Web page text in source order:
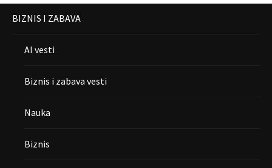
BIZNIS I ZABAVA
AI vesti
Biznis i zabava vesti
Nauka
Biznis